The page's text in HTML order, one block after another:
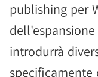
publishing per
introdurrà
specificamente